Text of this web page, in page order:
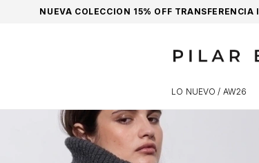
NUEVA COLECCION 15% OFF TRANSFERENCIA I
LO NUEVO / AW26